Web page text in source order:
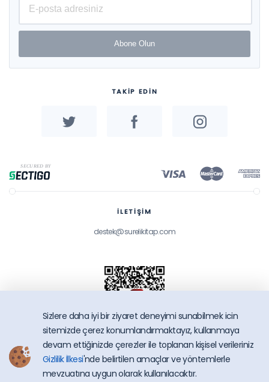
Abone Olun
TAKİP EDİN
İLETİŞİM
destek@surelikitap.com
SüreliKitap.com
Sizlere daha iyi bir ziyaret deneyimi sunabilmek icin
sitemizde çerez konumlandırmaktayız, kullanmaya
devam ettiğinizde çerezler ile toplanan kişisel verileriniz
Gizlilik İlkesi'nde belirtilen amaçlar ve yöntemlerle
mevzuatına uygun olarak kullanılacaktır.